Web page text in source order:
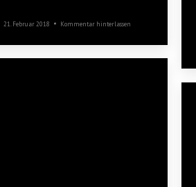
21. Februar 2018 Kommentar hinterlassen